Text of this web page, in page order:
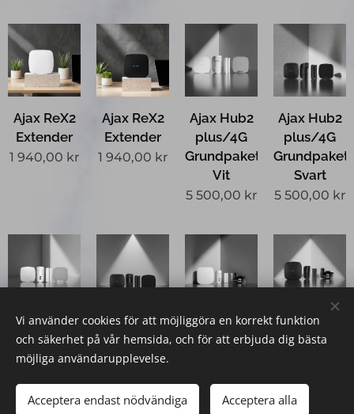
Ajax ReX2
Extender
1 940,00 kr
Ajax ReX2
Extender
1 940,00 kr
Ajax Hub2
plus/4G
Grundpaket
Vit
5 500,00 kr
Ajax Hub2
plus/4G
Grundpaket
Svart
5 500,00 kr
Ajax Hub2
plus/4G
MotionCam
PhOD
6 375,00kr
Ajax Hub2
plus/4G
MotionCam
PoHD
6 375,00kr
Ajax Hub2
plus/4G
PSU-paket
6 385,00kr
Ajax Hub2
plus/4G
PSU-paket
6 385,00
Vi använder cookies för att möjliggöra en korrekt funktion
och säkerhet på vår hemsida, och för att erbjuda dig bästa
möjliga användarupplevelse.
Acceptera endast nödvändiga Acceptera alla